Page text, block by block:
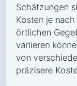
Schätzungen
Kosten je
örtlichen
variieren
von
präzisere